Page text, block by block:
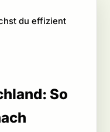
du effizient
So